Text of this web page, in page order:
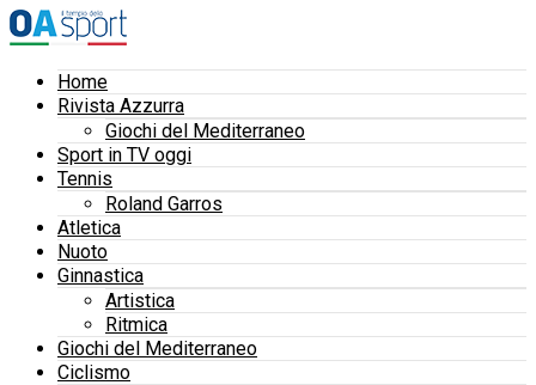
Home
Rivista Azzurra
Giochi del Mediterraneo
Sport in TV oggi
Tennis
Roland Garros
Atletica
Nuoto
Ginnastica
Artistica
Ritmica
Giochi del Mediterraneo
Ciclismo